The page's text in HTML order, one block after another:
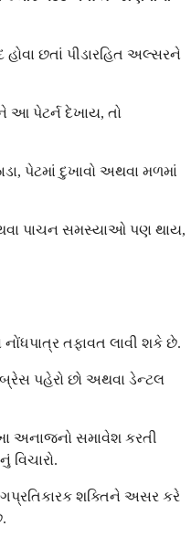
છતાં પીડારહિત અલ્સરને
પેટર્ન દેખાય, તો
પેટમાં દુખાવો અથવા મળમાં
પાચન સમસ્યાઓ પણ થાય,
તફાવત લાવી શકે છે.
પહેરો છો અથવા ડેન્ટલ
અનાજનો સમાવેશ કરતી
વિચારો.
શક્તિને અસર કરે